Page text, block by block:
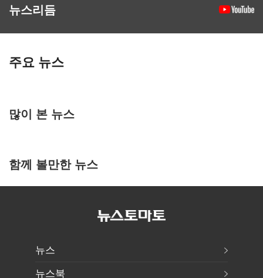
뉴스리듬
주요 뉴스
많이 본 뉴스
함께 볼만한 뉴스
뉴스
뉴스북